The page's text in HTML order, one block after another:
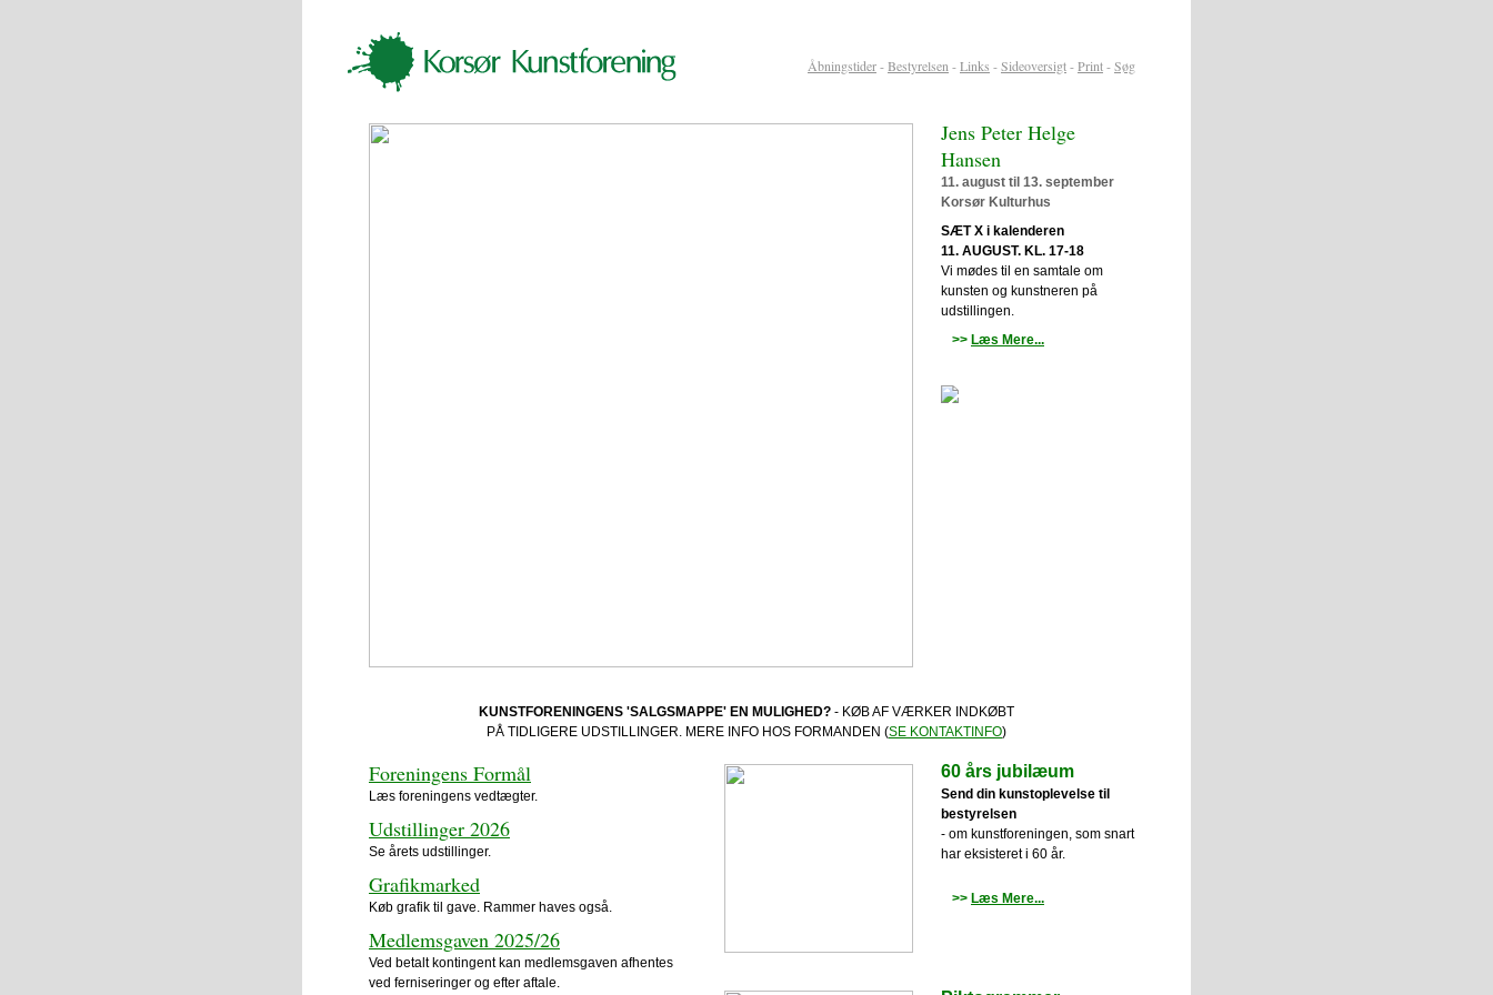
Åbningstider-Bestyrelsen -Links -Sideoversigt-Print-Søg
Jens Peter Helge
Hansen
11. august til 13. september
Korsør Kulturhus
SÆT X i kalenderen
11. AUGUST. KL. 17-18
Vi mødes til en samtale om
kunsten og kunstneren på
udstillingen.
>> Læs Mere...
KUNSTFORENINGENS 'SALGSMAPPE' EN MULIGHED? - KØB AF VÆRKER INDKØBT
PÅ TIDLIGERE UDSTILLINGER. MERE INFO HOS FORMANDEN (SE KONTAKTINFO)
Foreningens Formål
Læs foreningens vedtægter.
Udstillinger 2026
Se årets udstillinger.
Grafikmarked
Køb grafik til gave. Rammer haves også.
Medlemsgaven 2025/26
Ved betalt kontingent kan medlemsgaven afhentes
ved ferniseringer og efter aftale.
60 års jubilæum
Send din kunstoplevelse til
bestyrelsen
- om kunstforeningen, som snart
har eksisteret i 60 år.
>> Læs Mere...